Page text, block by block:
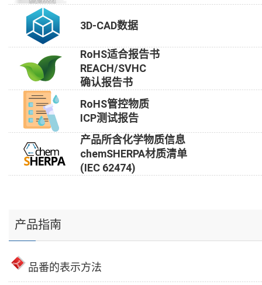
3D-CAD数据
RoHS适合报告书
REACH/SVHC
确认报告书
RoHS管控物质
ICP测试报告
产品所含化学物质信息
chemSHERPA材质清单
(IEC 62474)
产品指南
品番的表示方法